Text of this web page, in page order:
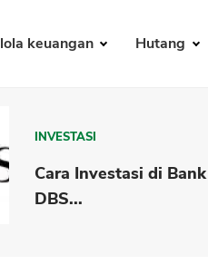
keuangan Hutang
INVESTASI
Cara Investasi di Bank
DBS...